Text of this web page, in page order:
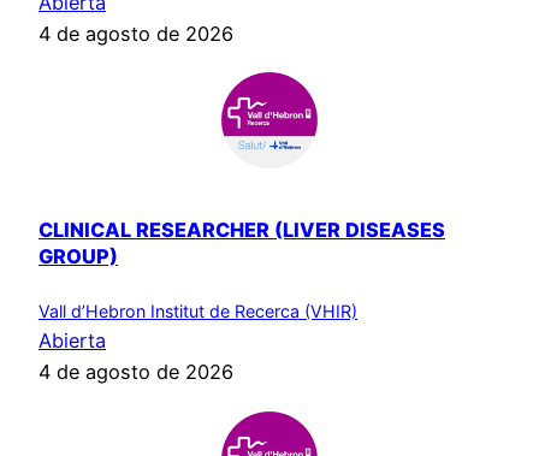
4 de agosto de 2026
CLINICAL RESEARCHER (LIVER DISEASES
GROUP)
Vall d’Hebron Institut de Recerca (VHIR)
Abierta
4 de agosto de 2026